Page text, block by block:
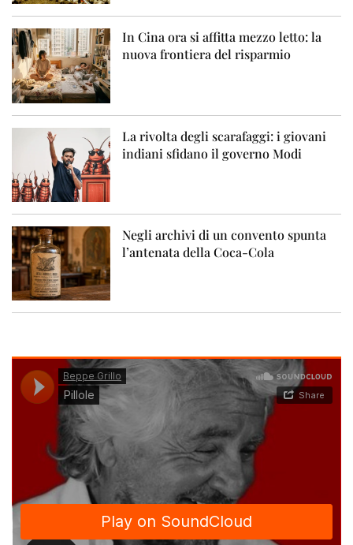
In Cina ora si affitta mezzo letto: la
nuova frontiera del risparmio
La rivolta degli scarafaggi: i giovani
indiani sfidano il governo Modi
Negli archivi di un convento spunta
l’antenata della Coca-Cola